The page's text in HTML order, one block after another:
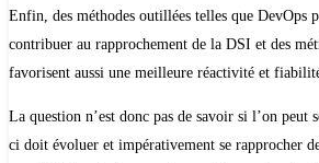
Enfin, des méthodes outillées telles que DevOps
contribuer au rapprochement de la DSI et des
favorisent aussi une meilleure réactivité et
La question n’est donc pas de savoir si l’on peut
ci doit évoluer et impérativement se rapprocher